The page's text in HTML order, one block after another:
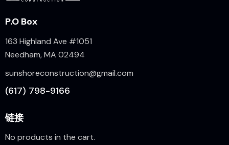
P.O Box
163 Highland Ave #1051
Needham, MA 02494
sunshoreconstruction@gmail.com
(617) 798-9166
链接
No products in the cart.